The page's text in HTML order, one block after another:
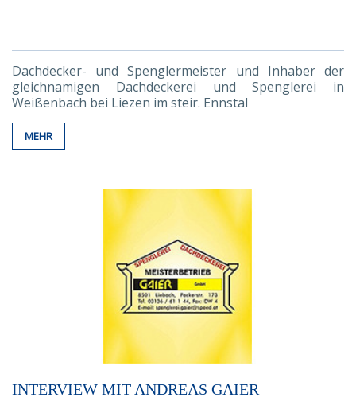
Dachdecker- und Spenglermeister und Inhaber der
gleichnamigen Dachdeckerei und Spenglerei in
Weißenbach bei Liezen im steir. Ennstal
MEHR
INTERVIEW MIT ANDREAS GAIER